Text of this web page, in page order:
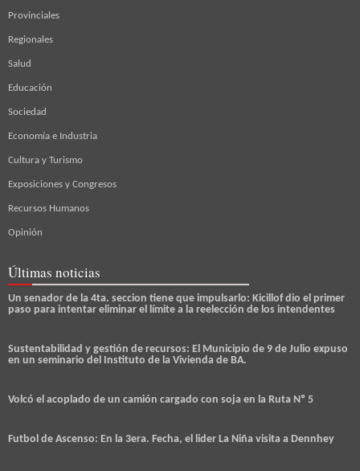
Provinciales
Regionales
Salud
Educación
Sociedad
Economía e Industria
Cultura y Turismo
Exposiciones y Congresos
Recursos Humanos
Opinión
Últimas noticias
Un senador de la 4ta. seccion tiene que impulsarlo: Kicillof dio el primer
paso para intentar eliminar el límite a la reelección de los intendentes
Sustentabilidad y gestión de recursos: El Municipio de 9 de Julio expuso
en un seminario del Instituto de la Vivienda de BA.
Volcó el acoplado de un camión cargado con soja en la Ruta Nº 5
Futbol de Ascenso: En la 3era. Fecha, el lider La Niña visita a Dennhey